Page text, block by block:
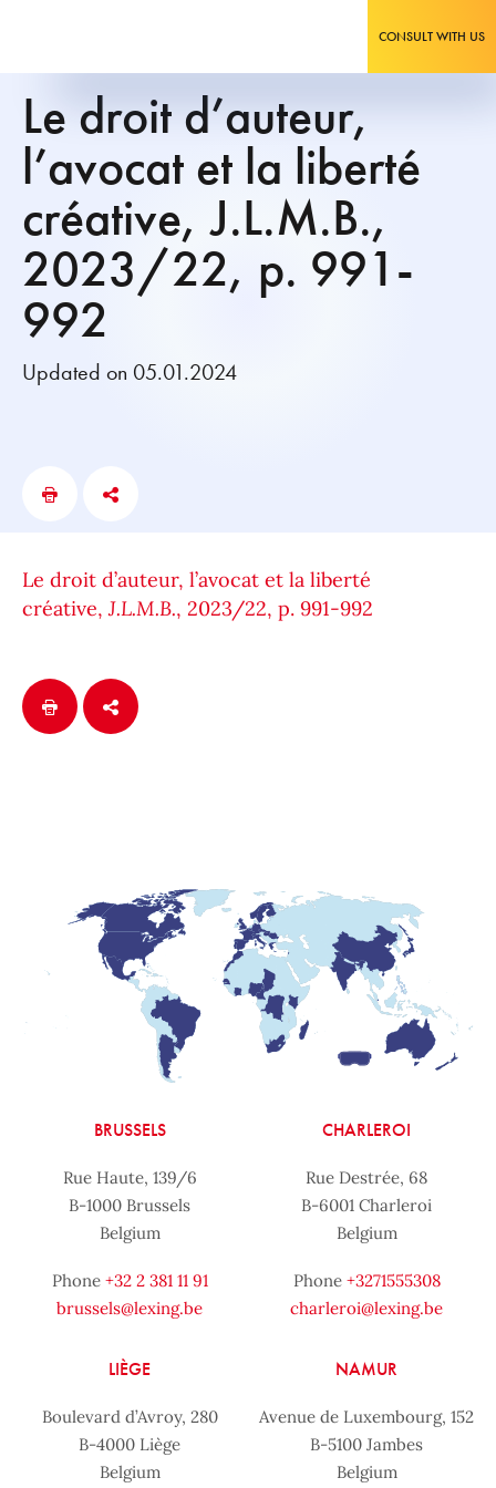
CONSULT WITH US
Le droit d’auteur,
l’avocat et la liberté
créative, J.L.M.B.,
2023/22, p. 991-
992
Updated on 05.01.2024
Le droit d’auteur, l’avocat et la liberté
créative,J.L.M.B., 2023/22, p. 991-992
BRUSSELS
Rue Haute, 139/6
B-1000 Brussels
Belgium
Phone +32 2 381 11 91
brussels@lexing.be
CHARLEROI
Rue Destrée, 68
B-6001 Charleroi
Belgium
Phone +3271555308
charleroi@lexing.be
LIÈGE
Boulevard d’Avroy, 280
B-4000 Liège
Belgium
NAMUR
Avenue de Luxembourg, 152
B-5100 Jambes
Belgium